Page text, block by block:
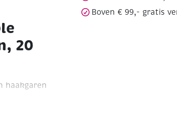
20
haakgaren
Boven € 99,- gratis